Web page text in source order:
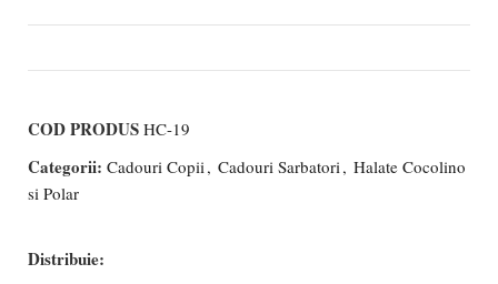
COD PRODUS HC-19
Categorii: Cadouri Copii , Cadouri Sarbatori , Halate Cocolino
si Polar
Distribuie: